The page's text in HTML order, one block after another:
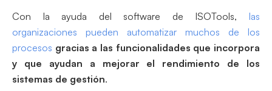
Con la ayuda del software de ISOTools, las
organizaciones pueden automatizar muchos de los
procesos gracias a las funcionalidades que incorpora
y que ayudan a mejorar el rendimiento de los
sistemas de gestión.